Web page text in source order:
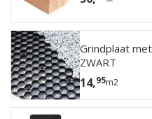
Grindplaat
ZWART
14,95m2